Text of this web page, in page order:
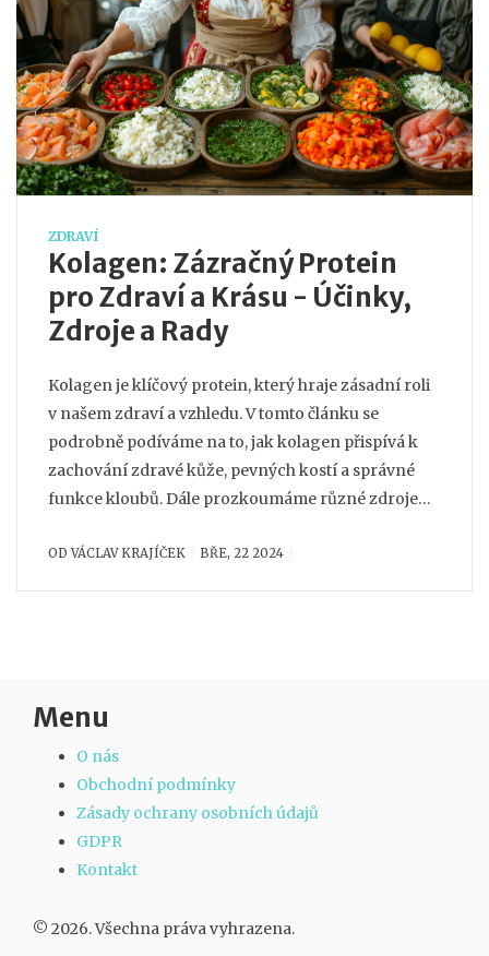
ZDRAVÍ
Kolagen: Zázračný Protein
pro Zdraví a Krásu - Účinky,
Zdroje a Rady
Kolagen je klíčový protein, který hraje zásadní roli
v našem zdraví a vzhledu. V tomto článku se
podrobně podíváme na to, jak kolagen přispívá k
zachování zdravé kůže, pevných kostí a správné
funkce kloubů. Dále prozkoumáme různé zdroje
snadno zvýšit jeho příjem ve vaší stravě, a tím
ODVÁCLAV KRAJÍČEK BŘE, 22 2024
Menu
O nás
Obchodní podmínky
Zásady ochrany osobních údajů
GDPR
Kontakt
© 2026. Všechna práva vyhrazena.